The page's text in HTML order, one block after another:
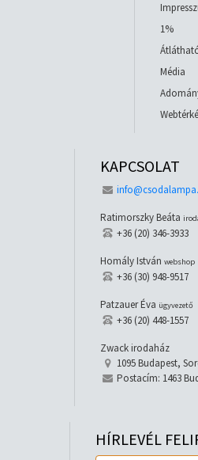
1%
Média
KAPCSOLAT
Ratimorszky Beáta
+36 (20) 346-3933
Homály István webshop
+36 (30) 948-9517
Patzauer Éva ügyvezető
+36 (20) 448-1557
Zwack irodaház
1095 Budapest,
Postacím: 1463
HÍRLEVÉL